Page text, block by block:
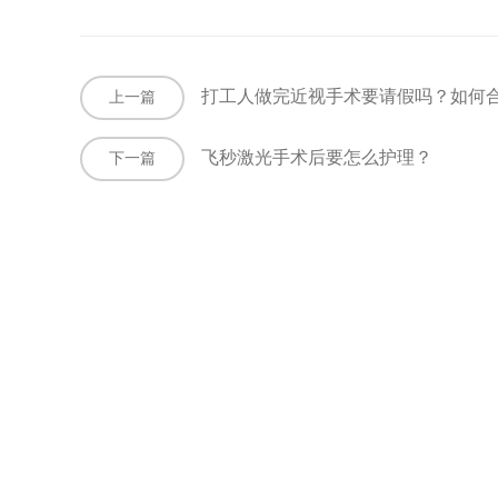
上一篇 打工人做完近视手术要请假吗？如何合理安
下一篇 飞秒激光手术后要怎么护理？